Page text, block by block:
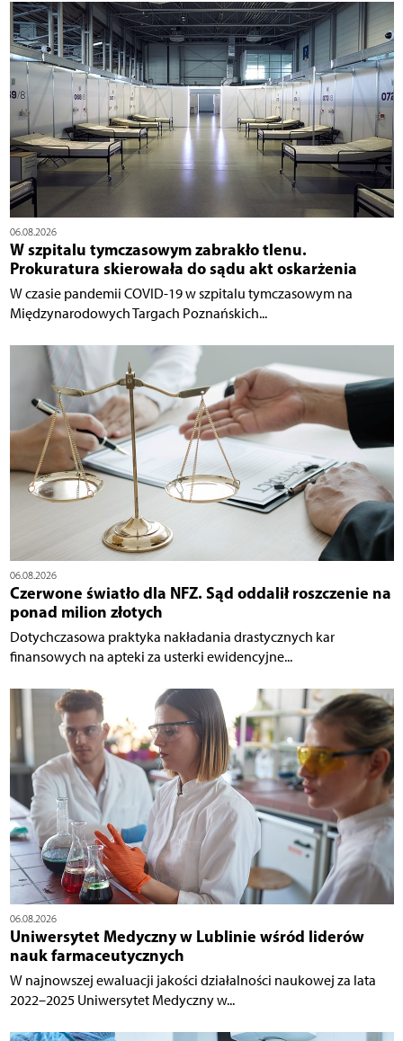
06.08.2026
W szpitalu tymczasowym zabrakło tlenu.
Prokuratura skierowała do sądu akt oskarżenia
W czasie pandemii COVID-19 w szpitalu tymczasowym na
Międzynarodowych Targach Poznańskich...
06.08.2026
Czerwone światło dla NFZ. Sąd oddalił roszczenie na
ponad milion złotych
Dotychczasowa praktyka nakładania drastycznych kar
finansowych na apteki za usterki ewidencyjne...
06.08.2026
Uniwersytet Medyczny w Lublinie wśród liderów
nauk farmaceutycznych
W najnowszej ewaluacji jakości działalności naukowej za lata
2022–2025 Uniwersytet Medyczny w...